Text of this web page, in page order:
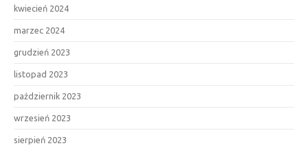
kwiecień 2024
marzec 2024
grudzień 2023
listopad 2023
październik 2023
wrzesień 2023
sierpień 2023